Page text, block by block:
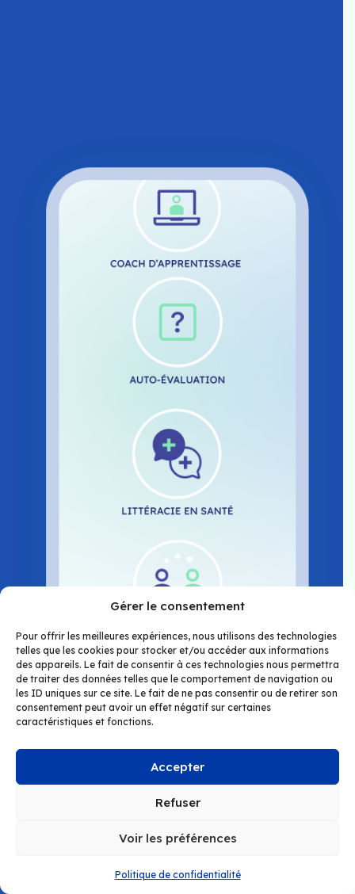
Gérer le consentement
Pour offrir les meilleures expériences, nous utilisons des technologies
telles que les cookies pour stocker et/ou accéder aux informations
des appareils. Le fait de consentir à ces technologies nous permettra
de traiter des données telles que le comportement de navigation ou
les ID uniques sur ce site. Le fait de ne pas consentir ou de retirer son
consentement peut avoir un effet négatif sur certaines
caractéristiques et fonctions.
Accepter
Refuser
Voir les préférences
Politique de confidentialité
DOK2U Santé ne se limite pas à être un